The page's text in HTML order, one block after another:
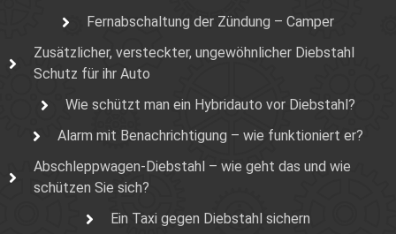
Fernabschaltung der Zündung – Camper
Zusätzlicher, versteckter, ungewöhnlicher Diebstahl
Schutz für ihr Auto
Wie schützt man ein Hybridauto vor Diebstahl?
Alarm mit Benachrichtigung – wie funktioniert er?
Abschleppwagen-Diebstahl – wie geht das und wie
schützen Sie sich?
Ein Taxi gegen Diebstahl sichern